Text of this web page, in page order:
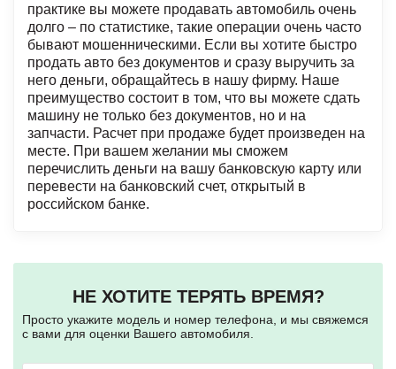
практике вы можете продавать автомобиль очень
долго – по статистике, такие операции очень часто
бывают мошенническими. Если вы хотите быстро
продать авто без документов и сразу выручить за
него деньги, обращайтесь в нашу фирму. Наше
преимущество состоит в том, что вы можете сдать
машину не только без документов, но и на
запчасти. Расчет при продаже будет произведен на
месте. При вашем желании мы сможем
перечислить деньги на вашу банковскую карту или
перевести на банковский счет, открытый в
российском банке.
НЕ ХОТИТЕ ТЕРЯТЬ ВРЕМЯ?
Просто укажите модель и номер телефона, и мы свяжемся
с вами для оценки Вашего автомобиля.